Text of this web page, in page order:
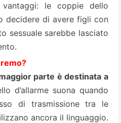
le coppie dello
decidere di avere figli con
sessuale sarebbe lasciato
parte è destinata a
d’allarme suona quando
di trasmissione tra le
ancora il linguaggio.